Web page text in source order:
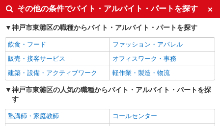
入社日応相談
即日勤務OK
職場見学OKまたは説明会あり
未経験歓迎
経験者・有資格者歓迎
新卒・第二新卒歓迎
主婦・主夫歓迎
フリーター歓迎
学歴不問
ブランクOK
ミドル（40代～）活躍中
エルダー（50代～）活躍中
高収入・高額
昇給あり
週払い
年間休日120日以上
土日祝休み
その他の条件でバイト・アルバイト・パートを探す
神戸市東灘区の職種からバイト・アルバイト・パートを探す
飲食・フード
ファッション・アパレル
販売・接客サービス
オフィスワーク・事務
建築・設備・アクティブワーク
軽作業・製造・物流
神戸市東灘区の人気の職種からバイト・アルバイト・パートを探
す
塾講師・家庭教師
コールセンター